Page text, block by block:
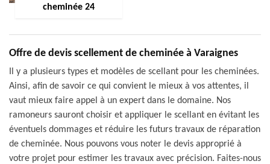
cheminée 24
Offre de devis scellement de cheminée à Varaignes
Il y a plusieurs types et modèles de scellant pour les cheminées.
Ainsi, afin de savoir ce qui convient le mieux à vos attentes, il
vaut mieux faire appel à un expert dans le domaine. Nos
ramoneurs sauront choisir et appliquer le scellant en évitant les
éventuels dommages et réduire les futurs travaux de réparation
de cheminée. Nous pouvons vous noter le devis approprié à
votre projet pour estimer les travaux avec précision. Faites-nous